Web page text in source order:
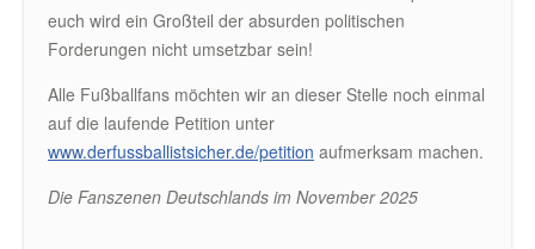
euch wird ein Großteil der absurden politischen
Forderungen nicht umsetzbar sein!
Alle Fußballfans möchten wir an dieser Stelle noch einmal
auf die laufende Petition unter
www.derfussballistsicher.de/petition aufmerksam machen.
Die Fanszenen Deutschlands im November 2025